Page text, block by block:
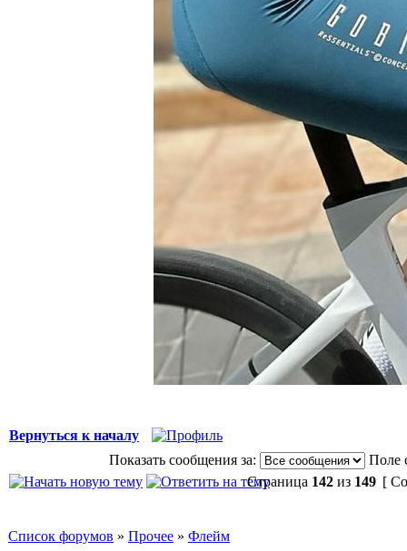
Вернуться к началу
Показать сообщения за:
Поле
Страница 142 из 149 [
Список форумов » Прочее » Флейм